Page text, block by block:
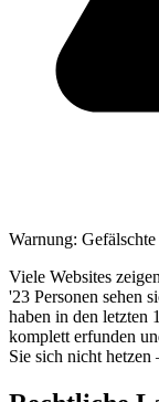
Warnung:
Viele Websites
'23 Personen sehen
haben in den letzten
komplett erfunden
Sie sich nicht hetzen